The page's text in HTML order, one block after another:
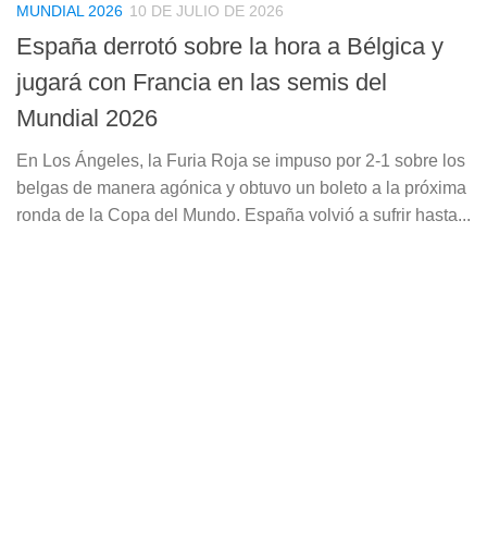
MUNDIAL 2026 10 DE JULIO DE 2026
España derrotó sobre la hora a Bélgica y
jugará con Francia en las semis del
Mundial 2026
En Los Ángeles, la Furia Roja se impuso por 2-1 sobre los
belgas de manera agónica y obtuvo un boleto a la próxima
ronda de la Copa del Mundo. España volvió a sufrir hasta...